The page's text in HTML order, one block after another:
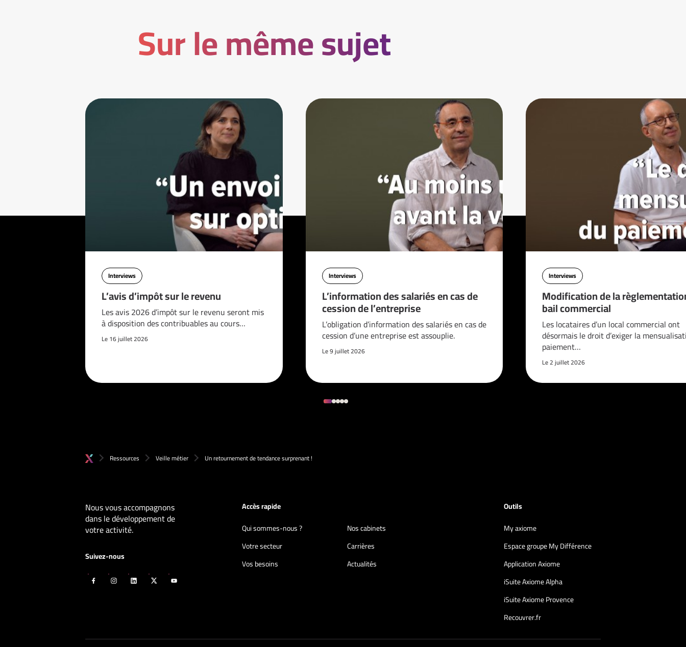
Sur le même sujet
Interviews
L’avis d’impôt sur le revenu
Les avis 2026 d’impôt sur le revenu seront mis
à disposition des contribuables au cours…
Le 16 juillet 2026
Interviews
L’information des salariés en cas de
cession de l’entreprise
L’obligation d’information des salariés en cas de
cession d’une entreprise est assouplie.
Le 9 juillet 2026
Interviews
Modification de la
bail commercial
Les locataires d’un local commercial ont
désormais le droit d’exiger la
paiement…
Le 2 juillet 2026
Ressources Veille métier Un retournement de tendance surprenant !
Nous vous accompagnons
dans le développement de
votre activité.
Suivez-nous
Accès rapide
Qui sommes-nous ?
Nos cabinets
Votre secteur
Carrières
Vos besoins
Actualités
Outils
My axiome
Espace groupe My Différence
Application Axiome
iSuite Axiome Alpha
iSuite Axiome Provence
Recouvrer.fr